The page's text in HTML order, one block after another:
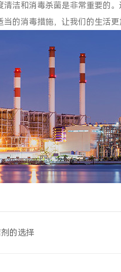
洁和消毒杀菌是非常重要的
的消毒措施，让我们的生活更
的选择